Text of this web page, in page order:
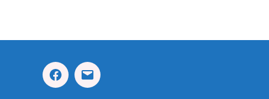
FacebookCorreo